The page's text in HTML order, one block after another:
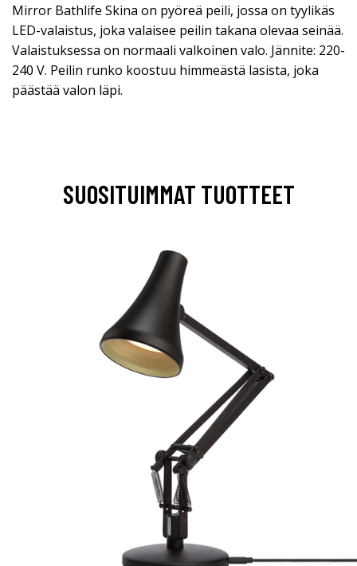
Mirror Bathlife Skina on pyöreä peili, jossa on tyylikäs
LED-valaistus, joka valaisee peilin takana olevaa seinää.
Valaistuksessa on normaali valkoinen valo. Jännite: 220-
240 V. Peilin runko koostuu himmeästä lasista, joka
päästää valon läpi.
SUOSITUIMMAT TUOTTEET